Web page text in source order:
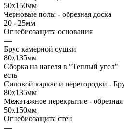
50х150мм
Черновые полы - обрезная доска
20 - 25мм
Огнебиозащита основания
—
Брус камерной сушки
80х135мм
Сборка на нагеля в "Теплый угол"
есть
Силовой каркас и перегородки -
80х135мм
Межэтажное перекрытие - обрезная
50х150мм
Огнебиозащита стен